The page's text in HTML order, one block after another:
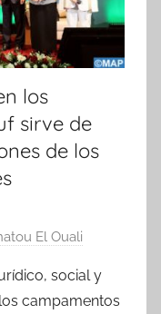
los
sirve de
de los
El Ouali
social y
campamentos